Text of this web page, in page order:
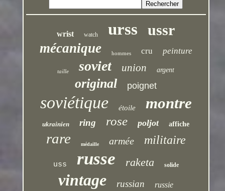
wrist watch urss ussr
mécanique hommes cru peinture
taille soviet union argent
original poignet
soviétique étoile montre
ukrainien ring rose poljot affiche
rare médaille armée militaire
uss russe raketa solide
vintage russian russie